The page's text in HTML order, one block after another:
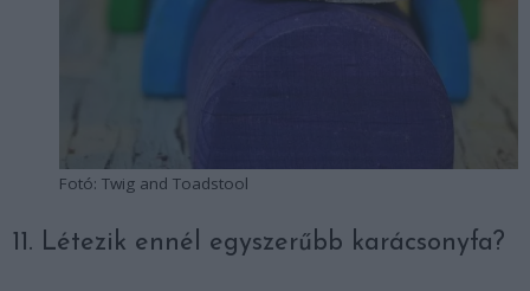
Fotó: Twig and Toadstool
11. Létezik ennél egyszerűbb karácsonyfa?